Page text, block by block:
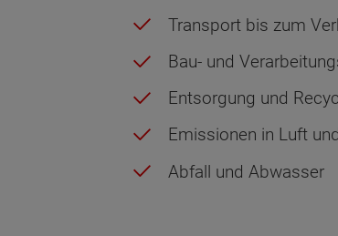
Transport bis zum
Bau- und
Entsorgung und
Emissionen in Luft
Abfall und Abwasser